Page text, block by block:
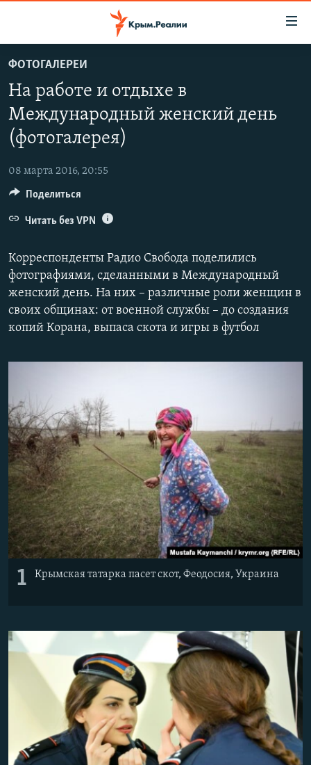
основному
содержанию
Вернутся
навигации
Вернутся
СПЕЦПРОЕКТЫ
ГРУЗ 200
КАРТА ВОЕННЫХ ОБЪЕКТОВ КРЫМА
11 ЛЕТ ОККУПАЦИИ КРЫМА. 11 ИСТОРИЙ СОПРОТИВЛЕНИЯ
ВОДА
ИСТОРИЯ
ЕЩЕ
ИНТЕРАКТИВ
ИНФОГРАФИКА
СОВЕТЫ ПРАВОЗАЩИТНИКОВ
ПРОПАВШИЕ БЕЗ ВЕСТИ
ПОБЕДИТЕЛЕЙ НЕ СУДЯТ?
УКРАИНСКАЯ ПРОБЛЕМА КРЫМА
РАДІО СВОБОДА
КАК ОБОЙТИ БЛОКИРОВКУ
Українською
Qırımtatar
ПРИСОЕДИНЯЙТЕСЬ!
Все сайты RFE/RL
ФОТОГАЛЕРЕИ
На работе и отдыхе в
Международный женский день
(фотогалерея)
08 марта 2016, 20:55
Корреспонденты Радио Свобода поделились
фотографиями, сделанными в Международный
женский день. На них – различные роли женщин в
своих общинах: от военной службы – до создания
копий Корана, выпаса скота и игры в футбол
1 Крымская татарка пасет скот, Феодосия, Украина
Поделиться
Читать без VPN